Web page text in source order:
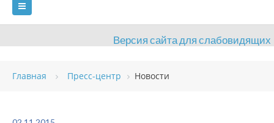
Версия сайта для слабовидящих
ГЛАВНАЯ СВЕДЕНИЯ ОБ УЧРЕЖДЕНИИ
ОБЪЕКТЫ
Главная Пресс-центр Новости